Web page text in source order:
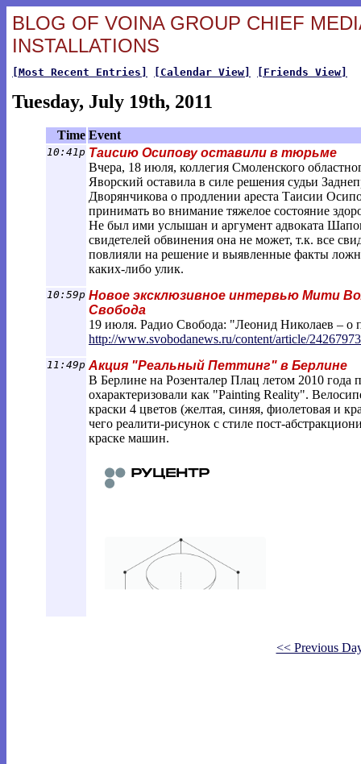
BLOG OF VOINA GROUP CHIEF
INSTALLATIONS
[Most Recent Entries] [Calendar View] [Friends View]
Tuesday, July 19th, 2011
Time Event
10:41p Таисию Осипову оставили в тюрьме
Вчера, 18 июля, коллегия Смоленского
Яворский оставила в силе решения судьи
Дворянчикова о продлении ареста Таисии
принимать во внимание тяжелое состояние
Не был ими услышан и аргумент адвоката
свидетелей обвинения она не может, т.к. все
повлияли на решение и выявленные факты
каких-либо улик.
10:59p Новое эксклюзивное интервью Мити
Свобода
19 июля. Радио Свобода: "Леонид Николаев –
http://www.svobodanews.ru/content/article/
11:49p Акция "Реальный Петтинг" в Берлине
В Берлине на Розенталер Плац летом 2010 года
охарактеризовали как "Painting Reality".
краски 4 цветов (желтая, синяя, фиолетовая и
чего реалити-рисунок с стиле пост-
краске машин.
<< Previous